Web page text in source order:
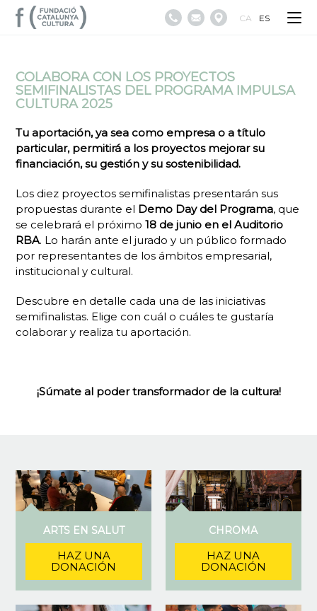
CA ES
COLABORA CON LOS PROYECTOS
SEMIFINALISTAS DEL PROGRAMA IMPULSA
CULTURA 2025
Tu aportación, ya sea como empresa o a título
particular, permitirá a los proyectos mejorar su
financiación, su gestión y su sostenibilidad.
Los diez proyectos semifinalistas presentarán sus
propuestas durante el Demo Daydel Programa, que
se celebrará el próximo18 de junio en el Auditorio
RBA. Lo harán ante el jurado y un público formado
por representantes de los ámbitos empresarial,
institucional y cultural.
Descubre en detalle cada una de las iniciativas
semifinalistas. Elige con cuál o cuáles te gustaría
colaborar y realiza tu aportación.
¡Súmate al poder transformador de la cultura!
ARTS EN SALUT
HAZ UNA
DONACIÓN
CHROMA
HAZ UNA
DONACIÓN